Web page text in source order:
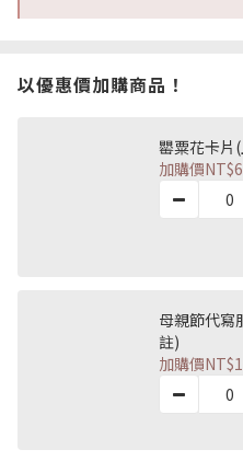
以優惠價加購商品！
罌粟花卡片
加購價
母親節代寫
註)
加購價